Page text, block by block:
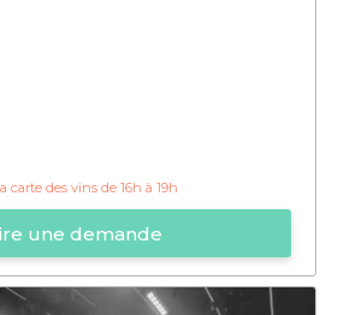
carte des vins de 16h à 19h
une demande